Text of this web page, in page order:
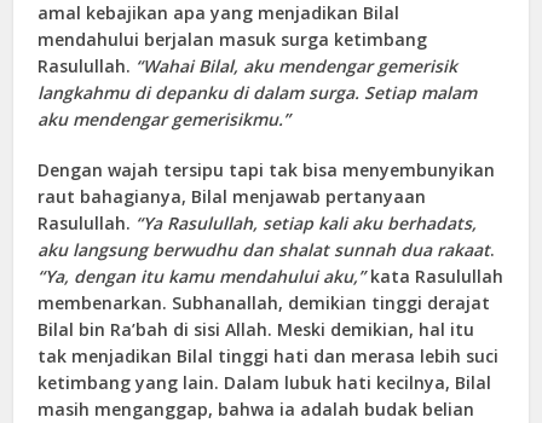
amal kebajikan apa yang menjadikan Bilal
mendahului berjalan masuk surga ketimbang
Rasulullah. “Wahai Bilal, aku mendengar gemerisik
langkahmu di depanku di dalam surga. Setiap malam
aku mendengar gemerisikmu.”
Dengan wajah tersipu tapi tak bisa menyembunyikan
raut bahagianya, Bilal menjawab pertanyaan
Rasulullah. “Ya Rasulullah, setiap kali aku berhadats,
aku langsung berwudhu dan shalat sunnah dua rakaat.
“Ya, dengan itu kamu mendahului aku,”kata Rasulullah
membenarkan. Subhanallah, demikian tinggi derajat
Bilal bin Ra’bah di sisi Allah. Meski demikian, hal itu
tak menjadikan Bilal tinggi hati dan merasa lebih suci
ketimbang yang lain. Dalam lubuk hati kecilnya, Bilal
masih menganggap, bahwa ia adalah budak belian